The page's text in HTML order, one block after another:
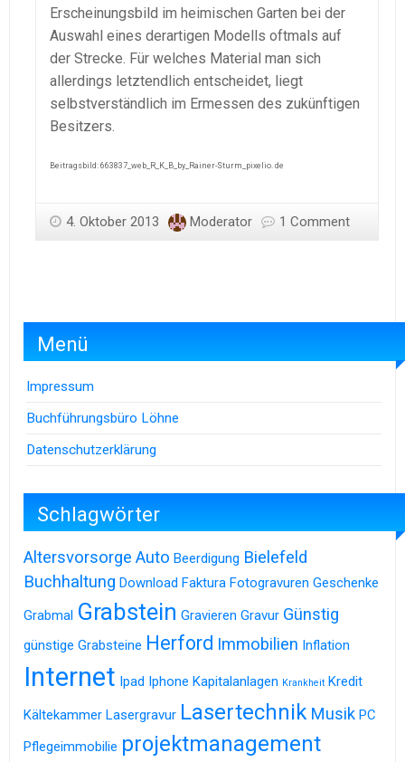
Erscheinungsbild im heimischen Garten bei der
Auswahl eines derartigen Modells oftmals auf
der Strecke. Für welches Material man sich
allerdings letztendlich entscheidet, liegt
selbstverständlich im Ermessen des zukünftigen
Besitzers.
Beitragsbild: 663837_web_R_K_B_by_Rainer-Sturm_pixelio. de
4. Oktober 2013 Moderator 1 Comment
Menü
Impressum
Buchführungsbüro Löhne
Datenschutzerklärung
Schlagwörter
Altersvorsorge Auto Beerdigung Bielefeld
Buchhaltung Download Faktura Fotogravuren Geschenke
Grabmal Grabstein Gravieren Gravur Günstig
günstige Grabsteine Herford Immobilien Inflation
Internet Ipad Iphone Kapitalanlagen Krankheit Kredit
Kältekammer Lasergravur Lasertechnik Musik PC
Pflegeimmobilie projektmanagement